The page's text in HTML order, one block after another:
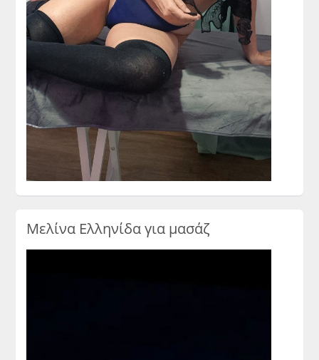
Μελίνα Ελληνίδα για μασάζ